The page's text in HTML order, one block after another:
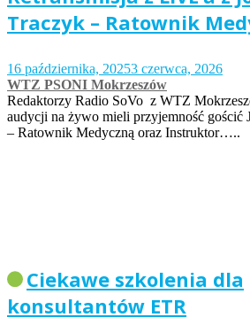
Traczyk – Ratownik
16 października, 20253 czerwca, 2026
WTZ PSONI Mokrzeszów
Redaktorzy Radio SoVo z WTZ
audycji na żywo mieli przyjemność gościć
– Ratownik Medyczną oraz Instruktor…..
Ciekawe szkolenia dla
konsultantów ETR